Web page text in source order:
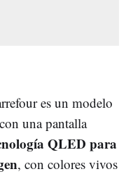
es un modelo
una pantalla
QLED para
, con colores vivos